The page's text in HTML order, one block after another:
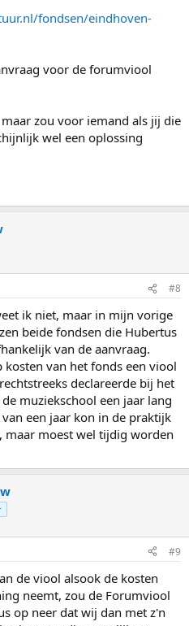
fondsen/eindhoven-
voor de forumviool
zou voor iemand als jij die
wel een oplossing
#8
ik niet, maar in mijn vorige
beide fondsen die Hubertus
van de aanvraag.
van het fonds een viool
declareerde bij het
muziekschool een jaar lang
een jaar kon in de praktijk
maar moest wel tijdig worden
#9
de viool alsook de kosten
neemt, zou de Forumviool
op neer dat wij dan met z'n